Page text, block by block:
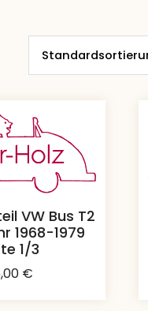
VW Bus T2
1968-1979
1/3
€